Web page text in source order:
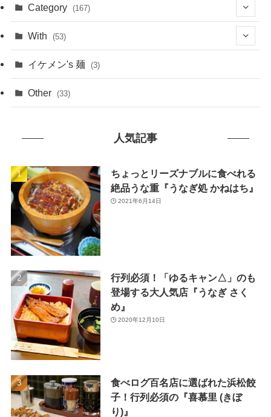
(1)
(38)
(1)
(3)
(26)
(1)
Category (167)
(114)
With (53)
(15)
(43)
(49)
イケメン's 麺 (3)
Other (33)
人気記事
ちょっとリーズナブルに食べれる
絶品うな重『うなぎ処 かねはち』
2021年6月14日
行列必須！「ゆるキャン△」のも
登場する大人気店『うなぎ さく
め』
2020年12月10日
食べログ百名店に選ばれた浜松餃
子！行列必須の『喜慕里 (きぼ
り)』